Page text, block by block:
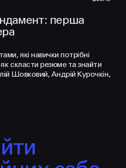
перша
які навички потрібні
скласти резюме та знайти
Шовковий, Андрій Курочкін,